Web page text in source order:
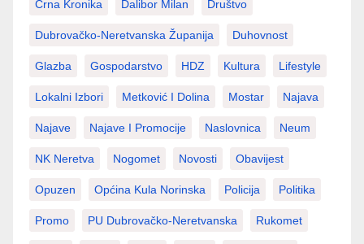
Crna Kronika Dalibor Milan Društvo
Dubrovačko-Neretvanska Županija Duhovnost
Glazba Gospodarstvo HDZ Kultura Lifestyle
Lokalni Izbori Metković I Dolina Mostar Najava
Najave Najave I Promocije Naslovnica Neum
NK Neretva Nogomet Novosti Obavijest
Opuzen Općina Kula Norinska Policija Politika
Promo PU Dubrovačko-Neretvanska Rukomet